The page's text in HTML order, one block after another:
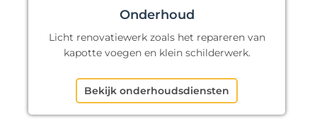
Onderhoud
Licht renovatiewerk zoals het repareren van
kapotte voegen en klein schilderwerk.
Bekijk onderhoudsdiensten